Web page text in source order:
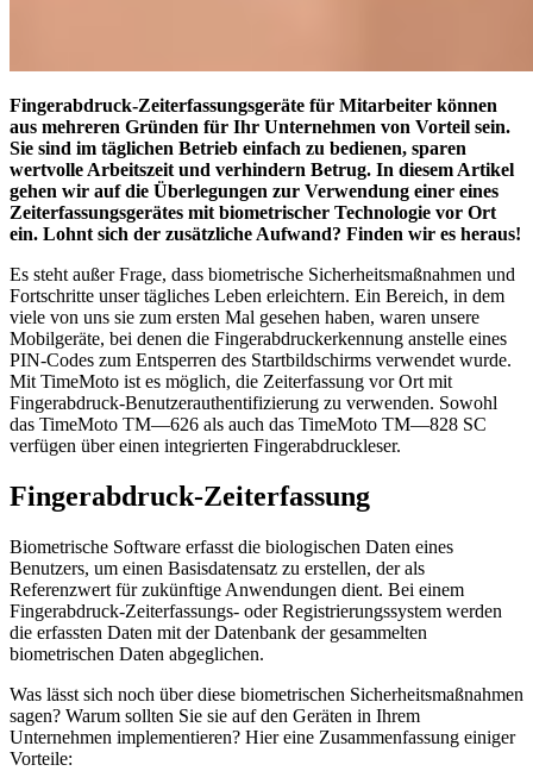
Fingerabdruck-Zeiterfassungsgeräte für Mitarbeiter können
aus mehreren Gründen für Ihr Unternehmen von Vorteil sein.
Sie sind im täglichen Betrieb einfach zu bedienen, sparen
wertvolle Arbeitszeit und verhindern Betrug. In diesem Artikel
gehen wir auf die Überlegungen zur Verwendung einer eines
Zeiterfassungsgerätes mit biometrischer Technologie vor Ort
ein. Lohnt sich der zusätzliche Aufwand? Finden wir es heraus!
Es steht außer Frage, dass biometrische Sicherheitsmaßnahmen und
Fortschritte unser tägliches Leben erleichtern. Ein Bereich, in dem
viele von uns sie zum ersten Mal gesehen haben, waren unsere
Mobilgeräte, bei denen die Fingerabdruckerkennung anstelle eines
PIN-Codes zum Entsperren des Startbildschirms verwendet wurde.
Mit TimeMoto ist es möglich, die Zeiterfassung vor Ort mit
Fingerabdruck-Benutzerauthentifizierung zu verwenden. Sowohl
das TimeMoto TM—626 als auch das TimeMoto TM—828 SC
verfügen über einen integrierten Fingerabdruckleser.
Fingerabdruck-Zeiterfassung
Biometrische Software erfasst die biologischen Daten eines
Benutzers, um einen Basisdatensatz zu erstellen, der als
Referenzwert für zukünftige Anwendungen dient. Bei einem
Fingerabdruck-Zeiterfassungs- oder Registrierungssystem werden
die erfassten Daten mit der Datenbank der gesammelten
biometrischen Daten abgeglichen.
Was lässt sich noch über diese biometrischen Sicherheitsmaßnahmen
sagen? Warum sollten Sie sie auf den Geräten in Ihrem
Unternehmen implementieren? Hier eine Zusammenfassung einiger
Vorteile: